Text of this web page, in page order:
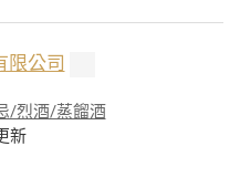
限公司
/烈酒/蒸餾酒
新